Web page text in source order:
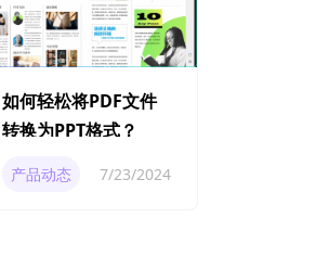
如何轻松将PDF文件
转换为PPT格式？
产品动态 7/23/2024